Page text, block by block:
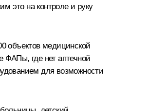
это на контроле и руку
объектов медицинской
ФАПы, где нет аптечной
для возможности